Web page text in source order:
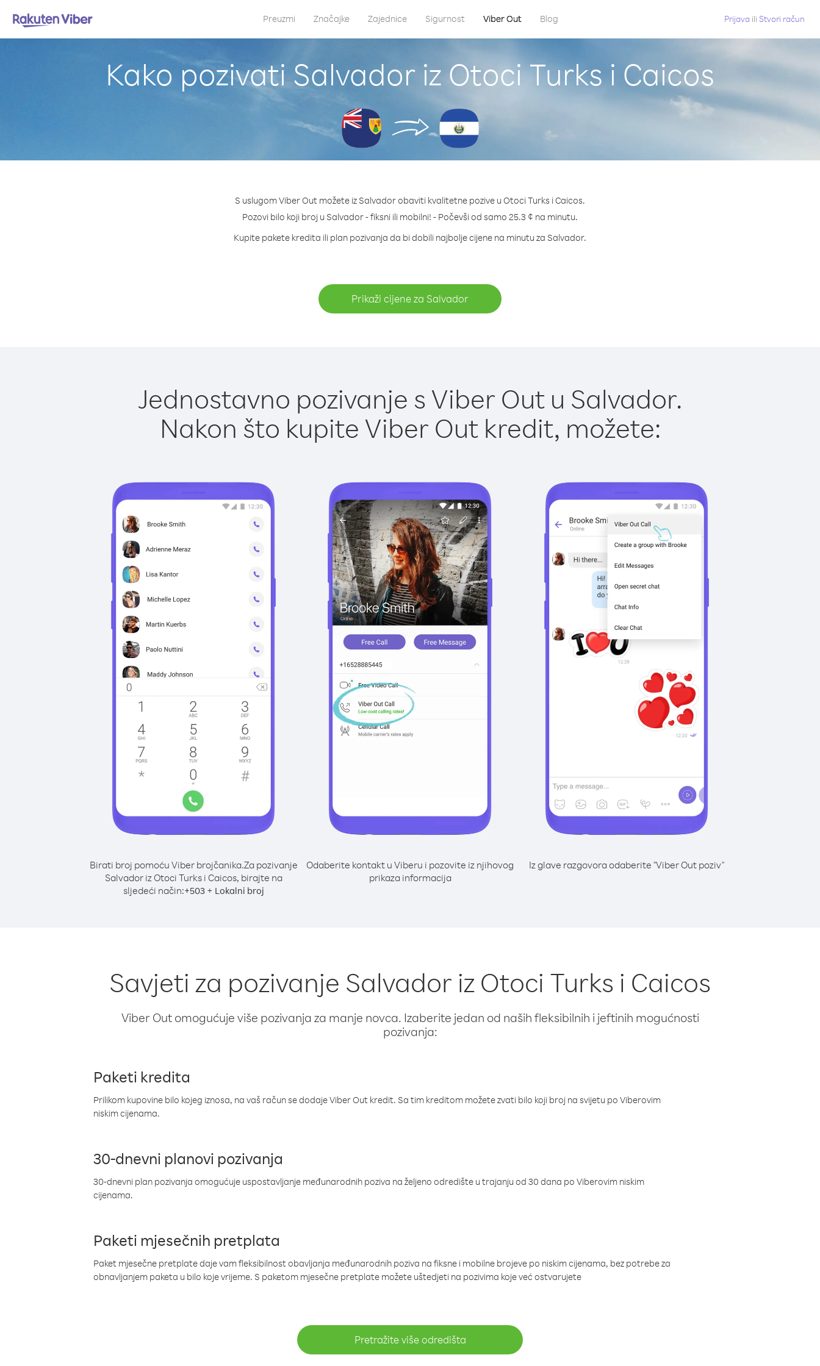
Preuzmi Značajke Zajednice Sigurnost Viber Out Blog Prijava ili Stvori račun
Kako pozivati Salvador iz Otoci Turks i Caicos
S uslugom Viber Out možete iz Salvador obaviti kvalitetne pozive u Otoci Turks i Caicos.
Pozovi bilo koji broj u Salvador - fiksni ili mobilni! - Počevši od samo 25.3 ¢ na minutu.
Kupite pakete kredita ili plan pozivanja da bi dobili najbolje cijene na minutu za Salvador.
Prikaži cijene za Salvador
Jednostavno pozivanje s Viber Out u Salvador.
Nakon što kupite Viber Out kredit, možete:
Birati broj pomoću Viber brojčanika.Za pozivanje
Salvador iz Otoci Turks i Caicos, birajte na
sljedeći način:+503+ Lokalni broj
Odaberite kontakt u Viberu i pozovite iz njihovog
prikaza informacija
Iz glave razgovora odaberite "Viber Out poziv"
Savjeti za pozivanje Salvador iz Otoci Turks i Caicos
Viber Out omogućuje više pozivanja za manje novca. Izaberite jedan od naših fleksibilnih i jeftinih mogućnosti
pozivanja:
Paketi kredita
Prilikom kupovine bilo kojeg iznosa, na vaš račun se dodaje Viber Out kredit. Sa tim kreditom možete zvati bilo koji broj na svijetu po Viberovim
niskim cijenama.
30-dnevni planovi pozivanja
30-dnevni plan pozivanja omogućuje uspostavljanje međunarodnih poziva na željeno odredište u trajanju od 30 dana po Viberovim niskim
cijenama.
Paketi mjesečnih pretplata
Paket mjesečne pretplate daje vam fleksibilnost obavljanja međunarodnih poziva na fiksne i mobilne brojeve po niskim cijenama, bez potrebe za
obnavljanjem paketa u bilo koje vrijeme. S paketom mjesečne pretplate možete uštedjeti na pozivima koje već ostvarujete
Pretražite više odredišta